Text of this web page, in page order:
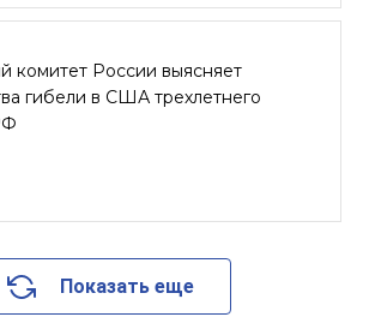
комитет России выясняет
гибели в США трехлетнего
Показать еще